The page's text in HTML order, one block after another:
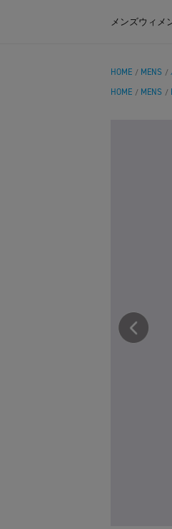
メンズウィメ
HOME / MENS /
HOME / MENS /